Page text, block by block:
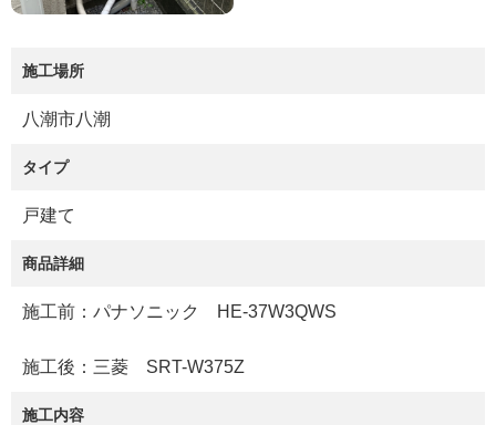
施工場所
八潮市八潮
タイプ
戸建て
商品詳細
施工前：パナソニック HE-37W3QWS
施工後：三菱 SRT-W375Z
施工内容